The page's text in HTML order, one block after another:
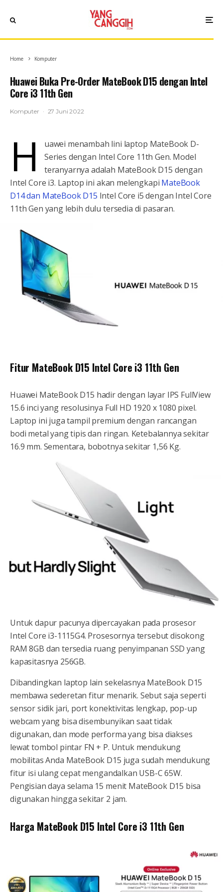
Home Komputer
Huawei Buka Pre-Order MateBook D15 dengan Intel
Core i3 11th Gen
Komputer · 27 Juni 2022
H
uawei menambah lini laptop MateBook D-
Series dengan Intel Core 11th Gen. Model
teranyarnya adalah MateBook D15 dengan
Intel Core i3. Laptop ini akan melengkapi MateBook
D14 dan MateBook D15 Intel Core i5 dengan Intel Core
11th Gen yang lebih dulu tersedia di pasaran.
Fitur MateBook D15 Intel Core i3 11th Gen
Huawei MateBook D15 hadir dengan layar IPS FullView
15.6 inci yang resolusinya Full HD 1920 x 1080 pixel.
Laptop ini juga tampil premium dengan rancangan
bodi metal yang tipis dan ringan. Ketebalannya sekitar
16.9 mm. Sementara, bobotnya sekitar 1,56 Kg.
Untuk dapur pacunya dipercayakan pada prosesor
Intel Core i3-1115G4. Prosesornya tersebut disokong
RAM 8GB dan tersedia ruang penyimpanan SSD yang
kapasitasnya 256GB.
Dibandingkan laptop lain sekelasnya MateBook D15
membawa sederetan fitur menarik. Sebut saja seperti
sensor sidik jari, port konektivitas lengkap, pop-up
webcam yang bisa disembunyikan saat tidak
digunakan, dan mode performa yang bisa diakses
lewat tombol pintar FN + P. Untuk mendukung
mobilitas Anda MateBook D15 juga sudah mendukung
fitur isi ulang cepat mengandalkan USB-C 65W.
Pengisian daya selama 15 menit MateBook D15 bisa
digunakan hingga sekitar 2 jam.
Harga MateBook D15 Intel Core i3 11th Gen